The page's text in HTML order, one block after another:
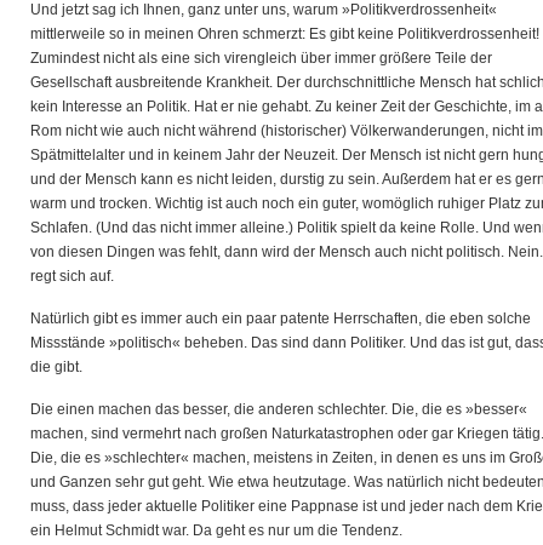
Und jetzt sag ich Ihnen, ganz unter uns, warum »Politikverdrossenheit«
mittlerweile so in meinen Ohren schmerzt: Es gibt keine Politikverdrossenheit!
Zumindest nicht als eine sich virengleich über immer größere Teile der
Gesellschaft ausbreitende Krankheit. Der durchschnittliche Mensch hat
kein Interesse an Politik. Hat er nie gehabt. Zu keiner Zeit der Geschichte, im
Rom nicht wie auch nicht während (historischer) Völkerwanderungen, nicht im
Spätmittelalter und in keinem Jahr der Neuzeit. Der Mensch ist nicht gern
und der Mensch kann es nicht leiden, durstig zu sein. Außerdem hat er es
warm und trocken. Wichtig ist auch noch ein guter, womöglich ruhiger Platz
Schlafen. (Und das nicht immer alleine.) Politik spielt da keine Rolle. Und
von diesen Dingen was fehlt, dann wird der Mensch auch nicht politisch.
regt sich auf.
Natürlich gibt es immer auch ein paar patente Herrschaften, die eben solche
Missstände »politisch« beheben. Das sind dann Politiker. Und das ist gut,
die gibt.
Die einen machen das besser, die anderen schlechter. Die, die es »besser«
machen, sind vermehrt nach großen Naturkatastrophen oder gar Kriegen tätig.
Die, die es »schlechter« machen, meistens in Zeiten, in denen es uns im
und Ganzen sehr gut geht. Wie etwa heutzutage. Was natürlich nicht
muss, dass jeder aktuelle Politiker eine Pappnase ist und jeder nach dem
ein Helmut Schmidt war. Da geht es nur um die Tendenz.